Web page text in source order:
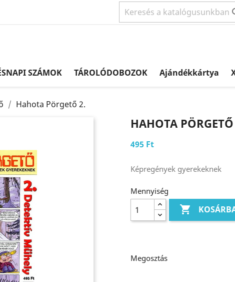
SZÁMOK TÁROLÓDOBOZOK Ajándékkártya
Hahota Pörgető 2.
HAHOTA
495 Ft
Képregények gyerekeknek
Mennyiség

Megosztás